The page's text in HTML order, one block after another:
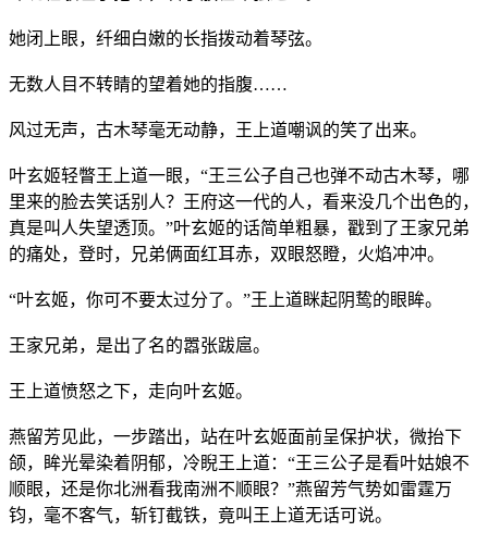
她闭上眼，纤细白嫩的长指拨动着琴弦。
无数人目不转睛的望着她的指腹……
风过无声，古木琴毫无动静，王上道嘲讽的笑了出来。
叶玄姬轻瞥王上道一眼，“王三公子自己也弹不动古木琴，哪
里来的脸去笑话别人？王府这一代的人，看来没几个出色的，
真是叫人失望透顶。”叶玄姬的话简单粗暴，戳到了王家兄弟
的痛处，登时，兄弟俩面红耳赤，双眼怒瞪，火焰冲冲。
“叶玄姬，你可不要太过分了。”王上道眯起阴鸷的眼眸。
王家兄弟，是出了名的嚣张跋扈。
王上道愤怒之下，走向叶玄姬。
燕留芳见此，一步踏出，站在叶玄姬面前呈保护状，微抬下
颌，眸光晕染着阴郁，冷睨王上道：“王三公子是看叶姑娘不
顺眼，还是你北洲看我南洲不顺眼？”燕留芳气势如雷霆万
钧，毫不客气，斩钉截铁，竟叫王上道无话可说。